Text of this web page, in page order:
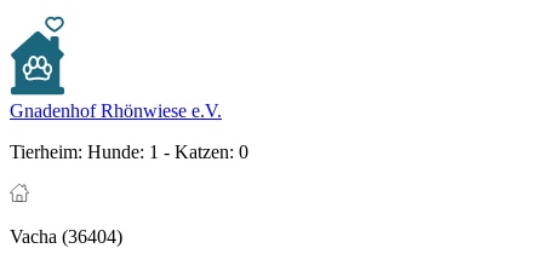
Gnadenhof Rhönwiese e.V.
Tierheim: Hunde: 1 - Katzen: 0
Vacha (36404)